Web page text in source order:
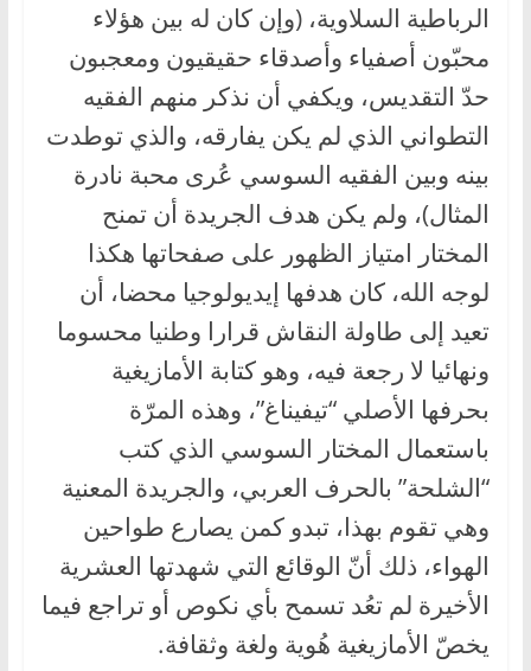
الرباطية السلاوية، (وإن كان له بين هؤلاء
محبّون أصفياء وأصدقاء حقيقيون ومعجبون
حدّ التقديس، ويكفي أن نذكر منهم الفقيه
التطواني الذي لم يكن يفارقه، والذي توطدت
بينه وبين الفقيه السوسي عُرى محبة نادرة
المثال)، ولم يكن هدف الجريدة أن تمنح
المختار امتياز الظهور على صفحاتها هكذا
لوجه الله، كان هدفها إيديولوجيا محضا، أن
تعيد إلى طاولة النقاش قرارا وطنيا محسوما
ونهائيا لا رجعة فيه، وهو كتابة الأمازيغية
بحرفها الأصلي “تيفيناغ”، وهذه المرّة
باستعمال المختار السوسي الذي كتب
“الشلحة” بالحرف العربي، والجريدة المعنية
وهي تقوم بهذا، تبدو كمن يصارع طواحين
الهواء، ذلك أنّ الوقائع التي شهدتها العشرية
الأخيرة لم تعُد تسمح بأي نكوص أو تراجع فيما
يخصّ الأمازيغية هُوية ولغة وثقافة.